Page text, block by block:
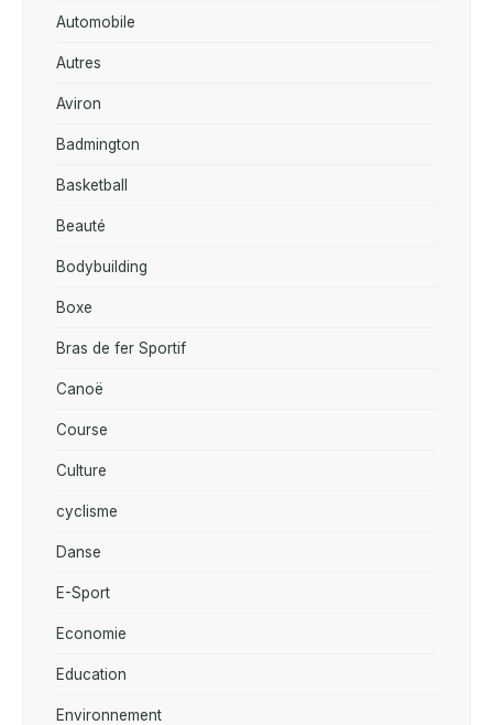
Automobile
Autres
Aviron
Badmington
Basketball
Beauté
Bodybuilding
Boxe
Bras de fer Sportif
Canoë
Course
Culture
cyclisme
Danse
E-Sport
Economie
Education
Environnement